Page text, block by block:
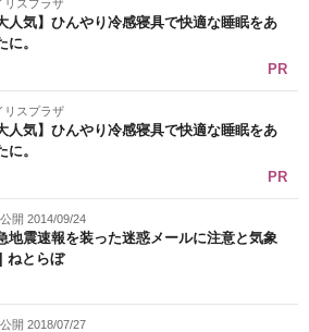
リスプラザ
大人気】ひんやり冷感寝具で快適な睡眠をあ
に。
PR
リスプラザ
大人気】ひんやり冷感寝具で快適な睡眠をあ
に。
PR
公開 2014/09/24
地震速報を装った迷惑メールに注意と気象
ねとらぼ
公開 2018/07/27